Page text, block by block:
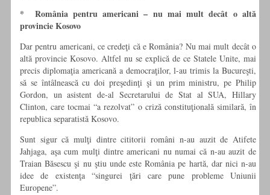
* România pentru americani – nu mai mult decât o altă
provincie Kosovo
Dar pentru americani, ce credeţi că e România? Nu mai mult decât o
altă provincie Kosovo. Altfel nu se explică de ce Statele Unite, mai
precis diplomaţia americană a democraţilor, l-au trimis la Bucureşti,
să se întâlnească cu doi preşedinţi şi un prim ministru, pe Philip
Gordon, un asistent de-al Secretarului de Stat al SUA, Hillary
Clinton, care tocmai “a rezolvat” o criză constituţională similară, în
republica separatistă Kosovo.
Sunt sigur că mulţi dintre cititorii români n-au auzit de Atifete
Jahjaga, aşa cum mulţi dintre americani nu numai că n-au auzit de
Traian Băsescu şi nu ştiu unde este România pe hartă, dar nici n-au
idee de existenţa “singurei ţări care pune probleme Uniunii
Europene”.